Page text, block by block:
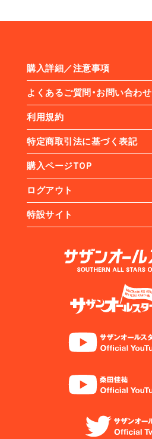
購入詳細／注意事項
よくあるご質問・お問い合わせ
利用規約
特定商取引法に基づく表記
購入ページTOP
ログアウト
特設サイト